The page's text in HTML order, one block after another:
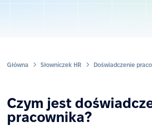
Główna Słowniczek HR Doświadczenie
Czym jest
pracownika?